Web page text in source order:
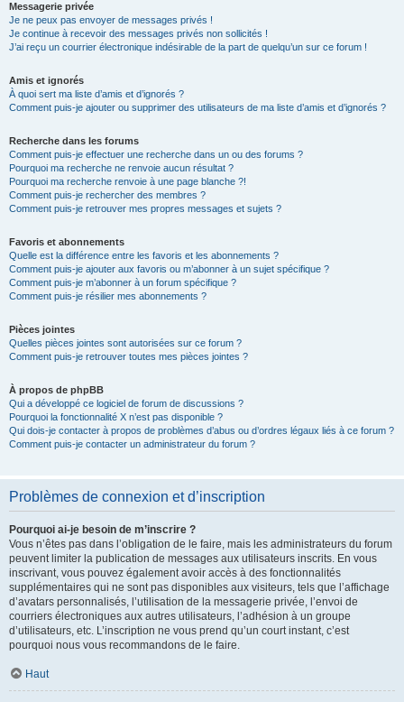
Messagerie privée
Je ne peux pas envoyer de messages privés !
Je continue à recevoir des messages privés non sollicités !
J’ai reçu un courrier électronique indésirable de la part de quelqu’un sur ce forum !
Amis et ignorés
À quoi sert ma liste d’amis et d’ignorés ?
Comment puis-je ajouter ou supprimer des utilisateurs de ma liste d’amis et d’ignorés ?
Recherche dans les forums
Comment puis-je effectuer une recherche dans un ou des forums ?
Pourquoi ma recherche ne renvoie aucun résultat ?
Pourquoi ma recherche renvoie à une page blanche ?!
Comment puis-je rechercher des membres ?
Comment puis-je retrouver mes propres messages et sujets ?
Favoris et abonnements
Quelle est la différence entre les favoris et les abonnements ?
Comment puis-je ajouter aux favoris ou m’abonner à un sujet spécifique ?
Comment puis-je m’abonner à un forum spécifique ?
Comment puis-je résilier mes abonnements ?
Pièces jointes
Quelles pièces jointes sont autorisées sur ce forum ?
Comment puis-je retrouver toutes mes pièces jointes ?
À propos de phpBB
Qui a développé ce logiciel de forum de discussions ?
Pourquoi la fonctionnalité X n’est pas disponible ?
Qui dois-je contacter à propos de problèmes d’abus ou d’ordres légaux liés à ce forum ?
Comment puis-je contacter un administrateur du forum ?
Problèmes de connexion et d’inscription
Pourquoi ai-je besoin de m’inscrire ?
Vous n’êtes pas dans l’obligation de le faire, mais les administrateurs du forum
peuvent limiter la publication de messages aux utilisateurs inscrits. En vous
inscrivant, vous pouvez également avoir accès à des fonctionnalités
supplémentaires qui ne sont pas disponibles aux visiteurs, tels que l’affichage
d’avatars personnalisés, l’utilisation de la messagerie privée, l’envoi de
courriers électroniques aux autres utilisateurs, l’adhésion à un groupe
d’utilisateurs, etc. L’inscription ne vous prend qu’un court instant, c’est
pourquoi nous vous recommandons de le faire.
Haut